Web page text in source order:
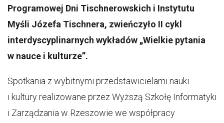
Programowej Dni Tischnerowskich i Instytutu
Myśli Józefa Tischnera, zwieńczyło II cykl
interdyscyplinarnych wykładów „Wielkie pytania
w nauce i kulturze”.
Spotkania z wybitnymi przedstawicielami nauki
i kultury realizowane przez Wyższą Szkołę Informatyki
i Zarządzania w Rzeszowie we współpracy